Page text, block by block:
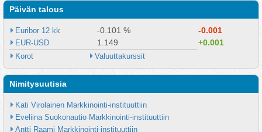
Päivän talous
Euribor 12 kk -0.101 % -0.001
EUR-USD 1.149 +0.001
Korot Valuuttakurssit
Nimitysuutisia
Kati Virolainen Markkinointi-instituuttiin
Eveliina Suokonautio Markkinointi-instituuttiin
Antti Raami Markkinointi-instituuttiin